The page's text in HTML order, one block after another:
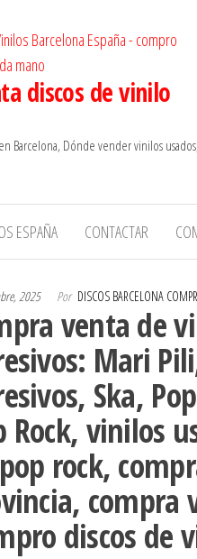
discos de vinilo
Barcelona, Dónde vender vinilos usados,
ESPAÑA CONTACTAR
2025 Por DISCOS BARCELONA
venta de
Mari
Ska,
Rock, vinilos
rock,
discos de